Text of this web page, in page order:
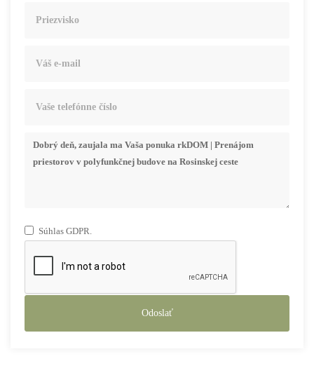
Súhlas GDPR.
Odoslať